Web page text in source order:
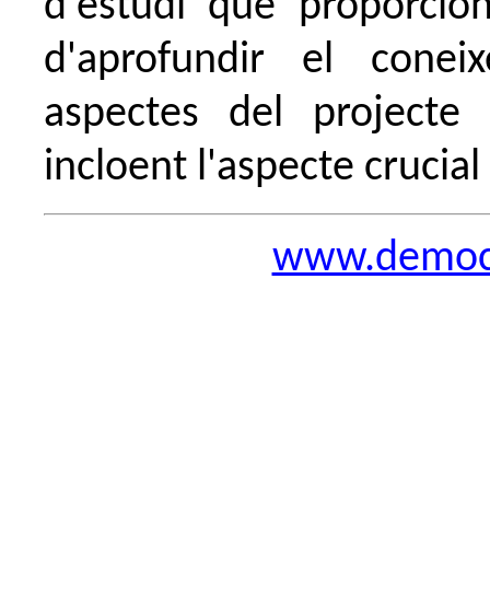
d'aprofundir el
aspectes del projecte
incloent l'aspecte